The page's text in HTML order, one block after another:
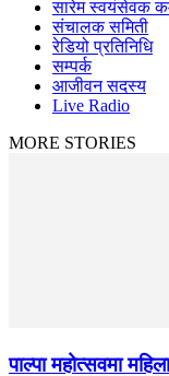
सारेम स्वयंसेवक
संचालक समिती
रेडियो प्रतिनिधि
सम्पर्क
आजीवन सदस्य
Live Radio
MORE STORIES
पाल्पा महोत्सवमा